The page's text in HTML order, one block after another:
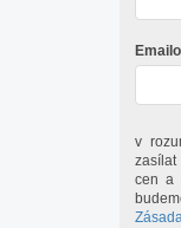
v
cen a